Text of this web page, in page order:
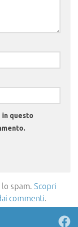
in questo
spam. Scopri
commenti.